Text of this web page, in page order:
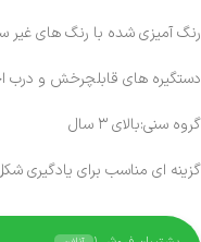
رنگ آمیزی شده با رنگ های غیر
دستگیره های قابلچرخش و درب
گروه سنی:بالای ۳ سال
گزینه ای مناسب برای یادگیری